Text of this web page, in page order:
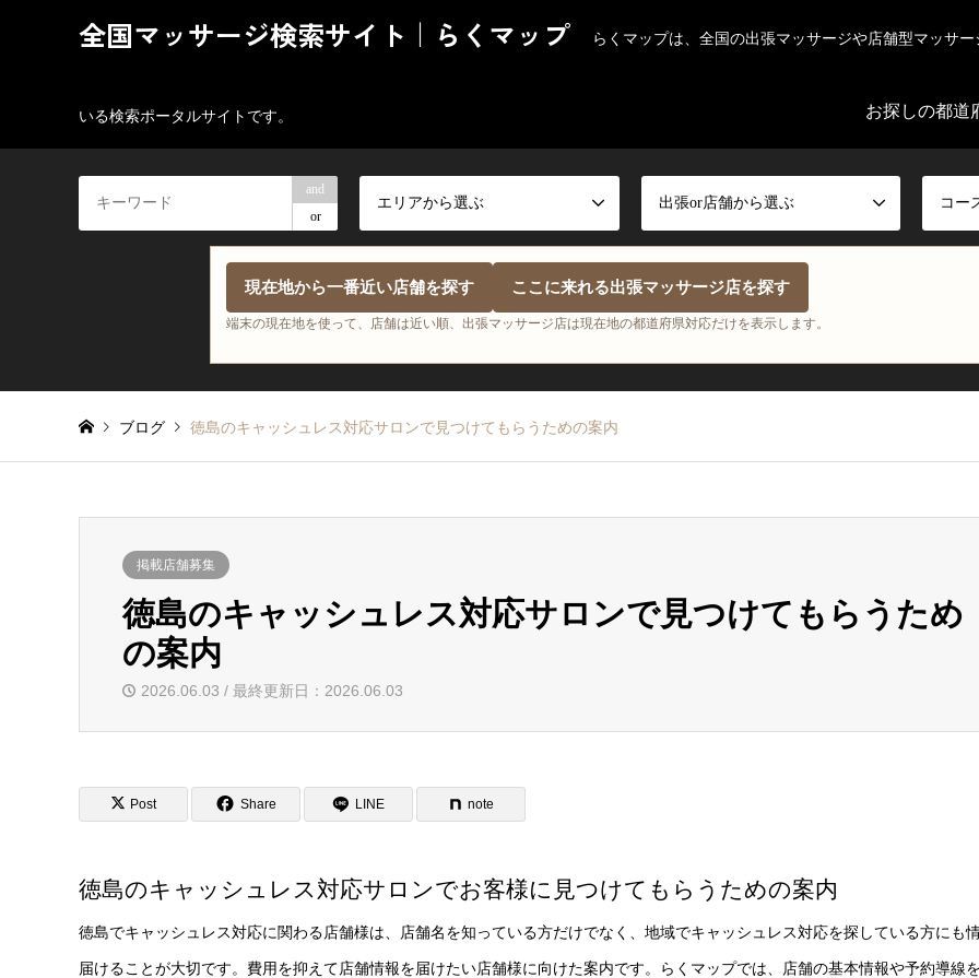
全国マッサージ検索サイト｜らくマップ らくマップは、全国の出張マッサージや店舗型マッサ
いる検索ポータルサイトです。 お探しの都道
and
or
エリアから選ぶ 出張or店舗から選ぶ コー
現在地から一番近い店舗を探す ここに来れる出張マッサージ店を探す
端末の現在地を使って、店舗は近い順、出張マッサージ店は現在地の都道府県対応だけを表示します。
ブログ 徳島のキャッシュレス対応サロンで見つけてもらうための案内
掲載店舗募集
徳島のキャッシュレス対応サロンで見つけてもらうため
の案内
2026.06.03 / 最終更新日：2026.06.03
Post Share LINE note
徳島のキャッシュレス対応サロンでお客様に見つけてもらうための案内
徳島でキャッシュレス対応に関わる店舗様は、店舗名を知っている方だけでなく、地域でキャッシュレス対応を探している方にも
届けることが大切です。費用を抑えて店舗情報を届けたい店舗様に向けた案内です。らくマップでは、店舗の基本情報や予約導線